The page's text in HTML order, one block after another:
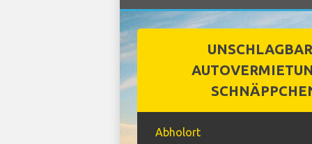
Abholort